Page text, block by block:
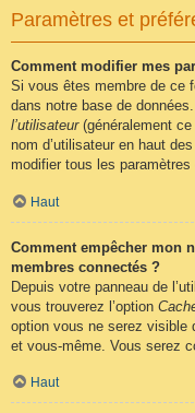
Paramètres et
Comment modifier mes
Si vous êtes membre de ce
dans notre base de
l’utilisateur(généralement
nom d’utilisateur en haut
modifier tous les
Haut
Comment empêcher mon
membres connectés ?
Depuis votre panneau de
vous trouverez l’option
option vous ne serez visible
et vous-même. Vous serez
Haut